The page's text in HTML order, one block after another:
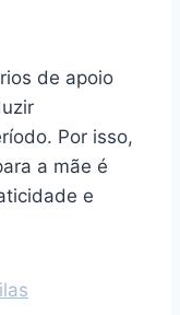
de apoio
Por isso,
a mãe é
e